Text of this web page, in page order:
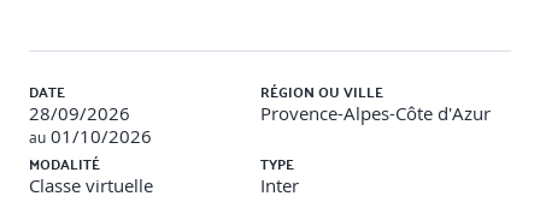
DATE
28/09/2026
au 01/10/2026
RÉGION OU VILLE
Provence-Alpes-Côte d'Azur
MODALITÉ
Classe virtuelle
TYPE
Inter